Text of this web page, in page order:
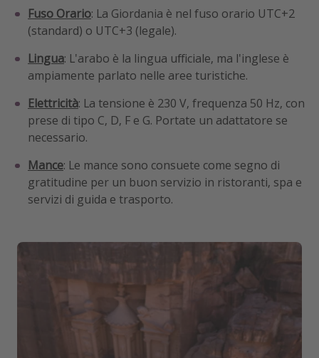
Fuso Orario: La Giordania è nel fuso orario UTC+2
(standard) o UTC+3 (legale).
Lingua: L'arabo è la lingua ufficiale, ma l'inglese è
ampiamente parlato nelle aree turistiche.
Elettricità: La tensione è 230 V, frequenza 50 Hz, con
prese di tipo C, D, F e G. Portate un adattatore se
necessario.
Mance: Le mance sono consuete come segno di
gratitudine per un buon servizio in ristoranti, spa e
servizi di guida e trasporto.